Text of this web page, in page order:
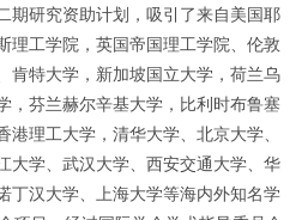
期研究资助计划，吸引了来自美国耶
理工学院，英国帝国理工学院、伦敦
肯特大学，新加坡国立大学，荷兰乌
，芬兰赫尔辛基大学，比利时布鲁塞
理工大学，清华大学、北京大学、
大学、武汉大学、西安交通大学、华
丁汉大学、上海大学等海内外知名学